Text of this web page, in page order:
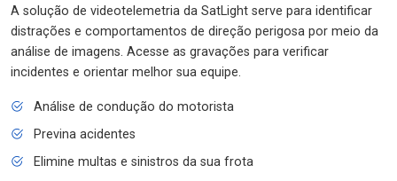
A solução de videotelemetria da SatLight serve para identificar
distrações e comportamentos de direção perigosa por meio da
análise de imagens. Acesse as gravações para verificar
incidentes e orientar melhor sua equipe.
Análise de condução do motorista
Previna acidentes
Elimine multas e sinistros da sua frota